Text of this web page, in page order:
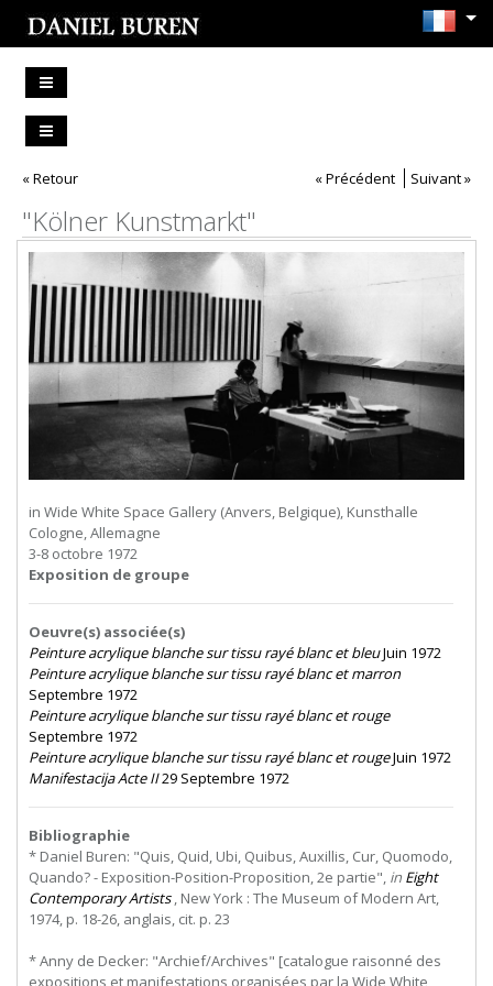
« Retour « Précédent Suivant »
"Kölner Kunstmarkt"
in Wide White Space Gallery (Anvers, Belgique), Kunsthalle
Cologne, Allemagne
3-8 octobre 1972
Exposition de groupe
Oeuvre(s) associée(s)
Peinture acrylique blanche sur tissu rayé blanc et bleuJuin 1972
Peinture acrylique blanche sur tissu rayé blanc et marron
Septembre 1972
Peinture acrylique blanche sur tissu rayé blanc et rouge
Septembre 1972
Peinture acrylique blanche sur tissu rayé blanc et rougeJuin 1972
Manifestacija Acte II29 Septembre 1972
Bibliographie
* Daniel Buren: "Quis, Quid, Ubi, Quibus, Auxillis, Cur, Quomodo,
Quando? - Exposition-Position-Proposition, 2e partie", in Eight
Contemporary Artists , NewYork : The Museum ofModern Art,
1974, p. 18-26, anglais, cit. p. 23
* Anny de Decker: "Archief/Archives" [catalogue raisonné des
expositions et manifestations organisées par la Wide White